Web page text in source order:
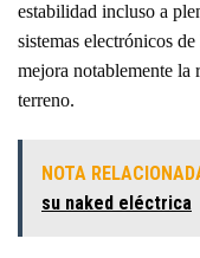
estabilidad incluso a
sistemas electrónicos
mejora notablemente la
terreno.
NOTA
su naked eléctrica